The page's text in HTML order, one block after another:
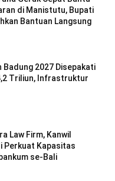
di Manistutu, Bupati
Bantuan Langsung
Badung 2027 Disepakati
Triliun, Infrastruktur
Law Firm, Kanwil
Perkuat Kapasitas
se-Bali